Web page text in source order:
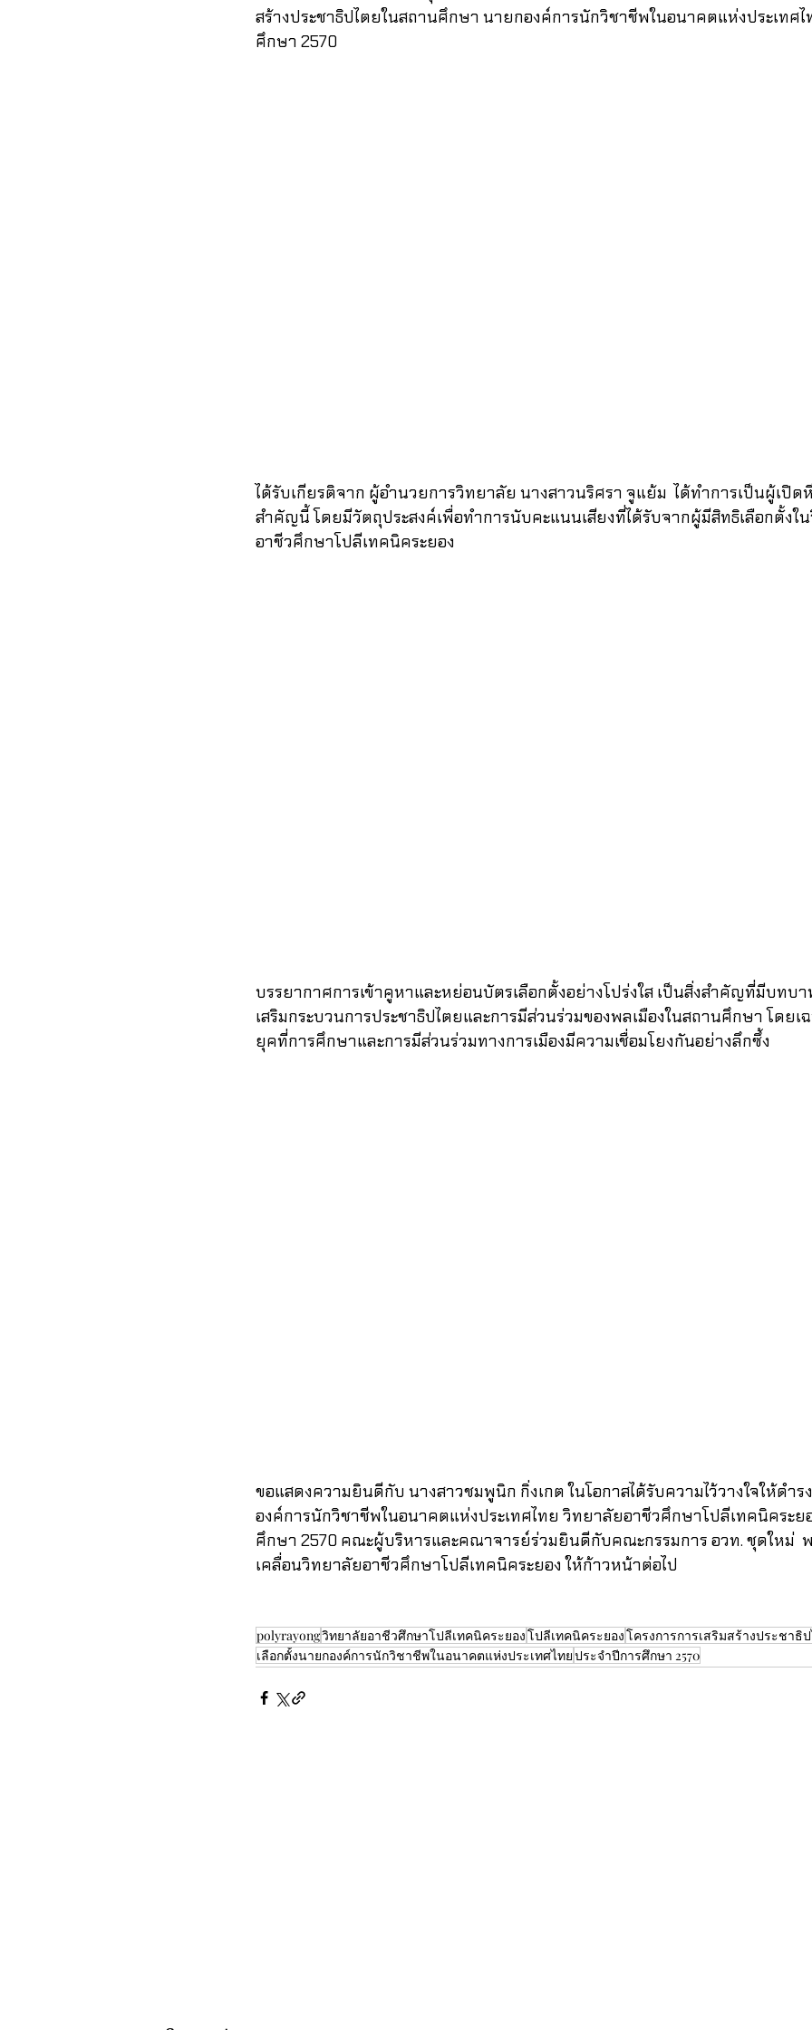
สร้างประชาธิปไตยในสถานศึกษา นายกองค์การนักวิชาชีพในอนาคตแห่งประเทศไ
ศึกษา 2570
ได้รับเกียรติจาก ผู้อำนวยการวิทยาลัย นางสาวนริศรา จูแย้ม  ได้ทำการเป็นผู้เปิด
สำคัญนี้ โดยมีวัตถุประสงค์เพื่อทำการนับคะแนนเสียงที่ได้รับจากผู้มีสิทธิเลือกตั้งใน
อาชีวศึกษาโปลีเทคนิคระยอง
บรรยากาศการเข้าคูหาและหย่อนบัตรเลือกตั้งอย่างโปร่งใส เป็นสิ่งสำคัญที่มีบทบ
เสริมกระบวนการประชาธิปไตยและการมีส่วนร่วมของพลเมืองในสถานศึกษา โดยเ
ยุคที่การศึกษาและการมีส่วนร่วมทางการเมืองมีความเชื่อมโยงกันอย่างลึกซึ้ง
ขอแสดงความยินดีกับ นางสาวชมพูนิก กิ่งเกต ในโอกาสได้รับความไว้วางใจให้ดำ
องค์การนักวิชาชีพในอนาคตแห่งประเทศไทย วิทยาลัยอาชีวศึกษาโปลีเทคนิคระย
ศึกษา 2570 คณะผู้บริหารและคณาจารย์ร่วมยินดีกับคณะกรรมการ อวท. ชุดใหม่
เคลื่อนวิทยาลัยอาชีวศึกษาโปลีเทคนิคระยอง ให้ก้าวหน้าต่อไป
polyrayongวิทยาลัยอาชีวศึกษาโปลีเทคนิคระยองโปลีเทคนิคระยองโครงการการเสริมสร้างประชาธิ
เลือกตั้งนายกองค์การนักวิชาชีพในอนาคตแห่งประเทศไทยประจำปีการศึกษา 2570